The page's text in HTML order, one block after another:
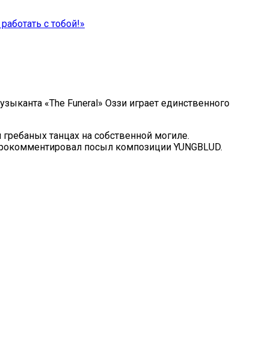
с тобой!»
«The Funeral» Оззи играет единственного
танцах на собственной могиле.
посыл композиции YUNGBLUD.